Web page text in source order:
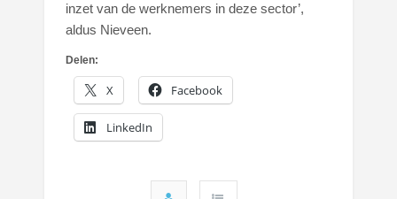
inzet van de werknemers in deze sector’,
aldus Nieveen.
Delen:
X Facebook
LinkedIn